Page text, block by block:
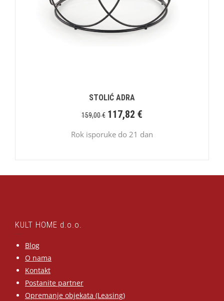
STOLIĆ ADRA
159,00€ 117,82 €
Rok isporuke do 21 dan
KULT HOME d.o.o.
Blog
O nama
Kontakt
Postanite partner
Opremanje objekata (Leasing)